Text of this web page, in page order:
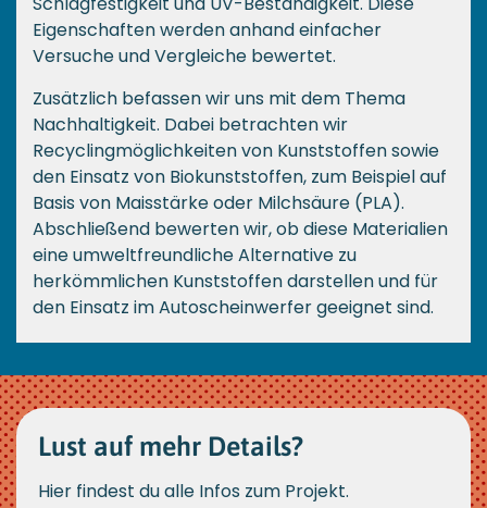
Eigenschaften werden anhand einfacher
Versuche und Vergleiche bewertet.
Zusätzlich befassen wir uns mit dem Thema
Nachhaltigkeit. Dabei betrachten wir
Recyclingmöglichkeiten von Kunststoffen sowie
den Einsatz von Biokunststoffen, zum Beispiel auf
Basis von Maisstärke oder Milchsäure (PLA).
Abschließend bewerten wir, ob diese Materialien
eine umweltfreundliche Alternative zu
herkömmlichen Kunststoffen darstellen und für
den Einsatz im Autoscheinwerfer geeignet sind.
Lust auf mehr Details?
Hier findest du alle Infos zum Projekt.